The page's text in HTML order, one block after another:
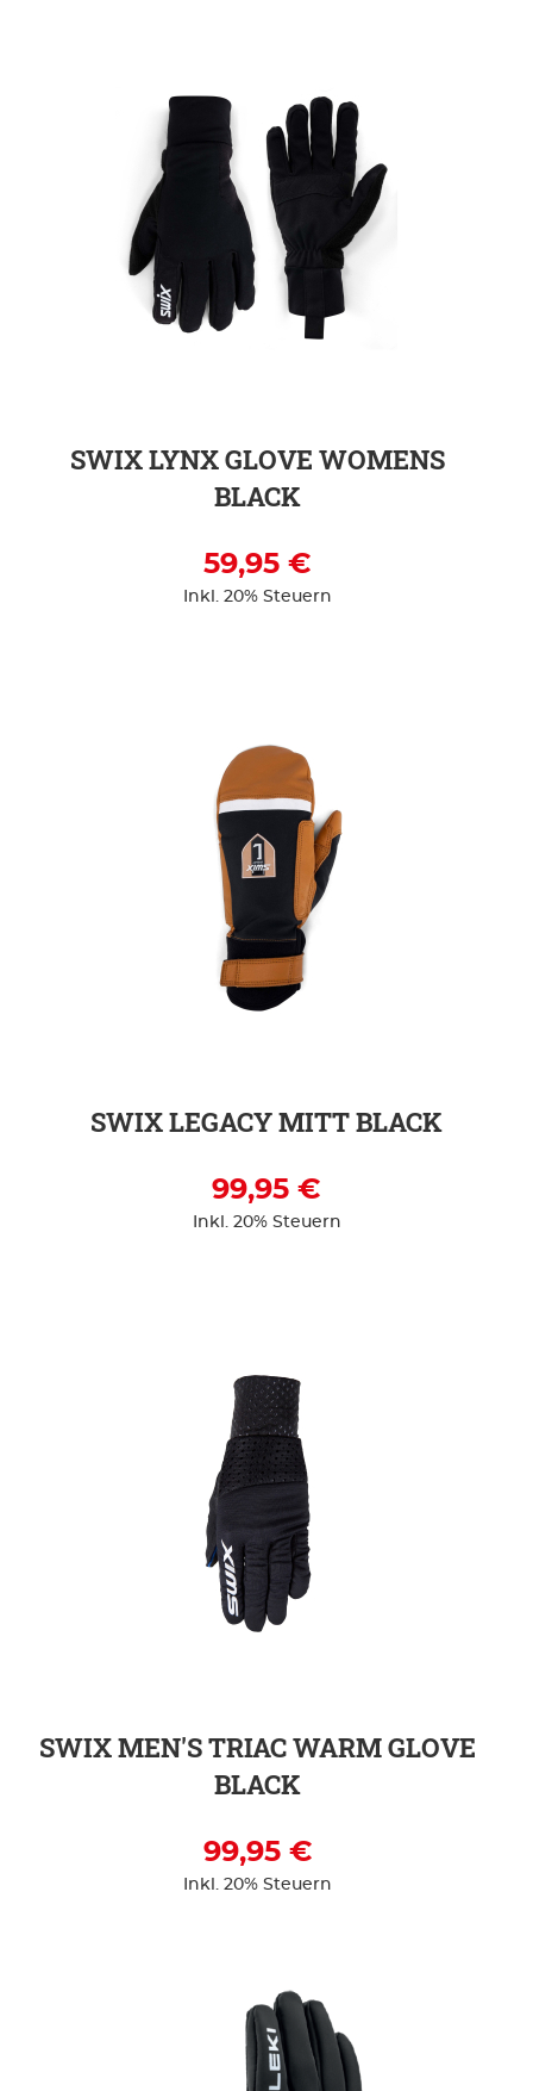
SWIX LYNX GLOVE WOMENS
BLACK
59,95 €
Inkl. 20% Steuern
ZUR DETAILSEITE
SWIX LEGACY MITT BLACK
99,95 €
Inkl. 20% Steuern
ZUR DETAILSEITE
SWIX MEN'S TRIAC WARM GLOVE
BLACK
99,95 €
Inkl. 20% Steuern
ZUR DETAILSEITE